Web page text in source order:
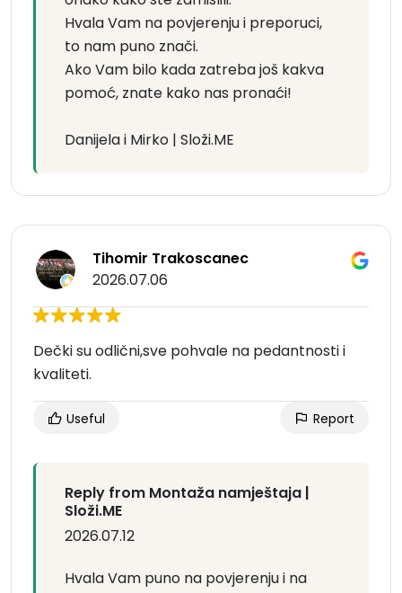
Hvala Vam na povjerenju i preporuci,
to nam puno znači.
Ako Vam bilo kada zatreba još kakva
pomoć, znate kako nas pronaći!
Danijela i Mirko | Složi.ME
Tihomir Trakoscanec
2026.07.06
Dečki su odlični,sve pohvale na pedantnosti i
kvaliteti.
Useful Report
Reply from Montaža namještaja |
Složi.ME
2026.07.12
Hvala Vam puno na povjerenju i na